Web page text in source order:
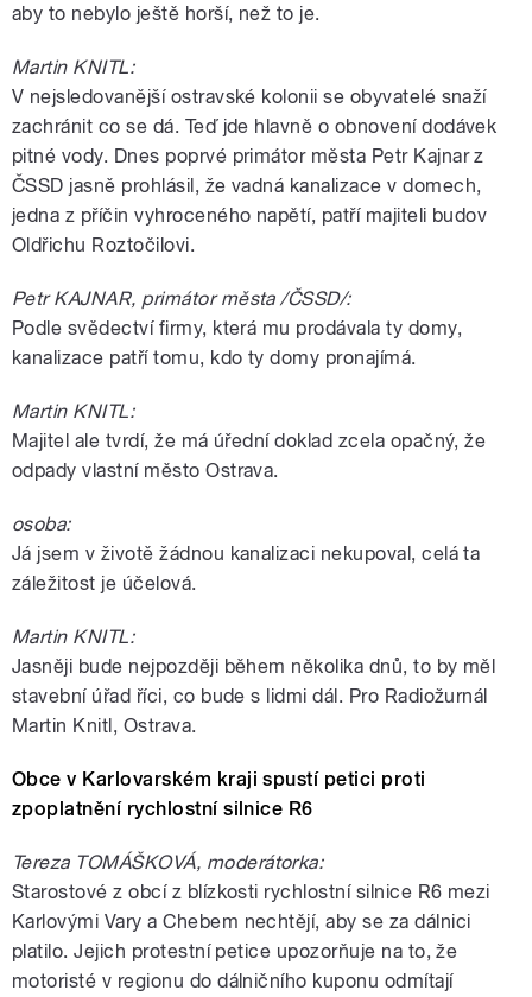
aby to nebylo ještě horší, než to je.
Martin KNITL:
V nejsledovanější ostravské kolonii se obyvatelé snaží
zachránit co se dá. Teď jde hlavně o obnovení dodávek
pitné vody. Dnes poprvé primátor města Petr Kajnar z
ČSSD jasně prohlásil, že vadná kanalizace v domech,
jedna z příčin vyhroceného napětí, patří majiteli budov
Oldřichu Roztočilovi.
Petr KAJNAR, primátor města /ČSSD/:
Podle svědectví firmy, která mu prodávala ty domy,
kanalizace patří tomu, kdo ty domy pronajímá.
Martin KNITL:
Majitel ale tvrdí, že má úřední doklad zcela opačný, že
odpady vlastní město Ostrava.
osoba:
Já jsem v životě žádnou kanalizaci nekupoval, celá ta
záležitost je účelová.
Martin KNITL:
Jasněji bude nejpozději během několika dnů, to by měl
stavební úřad říci, co bude s lidmi dál. Pro Radiožurnál
Martin Knitl, Ostrava.
Obce v Karlovarském kraji spustí petici proti
zpoplatnění rychlostní silnice R6
Tereza TOMÁŠKOVÁ, moderátorka:
Starostové z obcí z blízkosti rychlostní silnice R6 mezi
Karlovými Vary a Chebem nechtějí, aby se za dálnici
platilo. Jejich protestní petice upozorňuje na to, že
motoristé v regionu do dálničního kuponu odmítají